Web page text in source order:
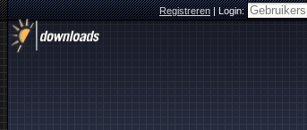
Registreren|Login: